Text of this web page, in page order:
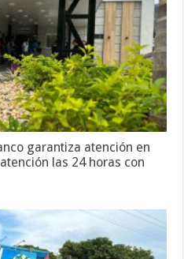
garantiza atención en
las 24 horas con